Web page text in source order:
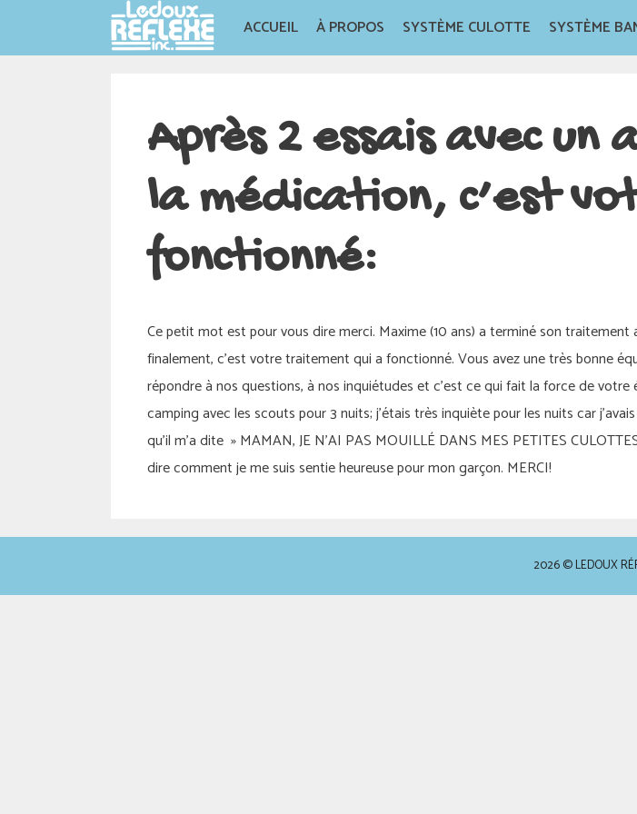
ACCUEIL À PROPOS SYSTÈME CULOTTE SYSTÈME
Après 2 essais avec
la médication, c’est
fonctionné:
Ce petit mot est pour vous dire merci. Maxime (10 ans) a terminé son
finalement, c’est votre traitement qui a fonctionné. Vous avez une très bonne
répondre à nos questions, à nos inquiétudes et c’est ce qui fait la force de
camping avec les scouts pour 3 nuits; j’étais très inquiète pour les nuits car
qu’il m’a dite » MAMAN, JE N’AI PAS MOUILLÉ DANS MES PETITES
dire comment je me suis sentie heureuse pour mon garçon. MERCI!
2026 © LEDOUX